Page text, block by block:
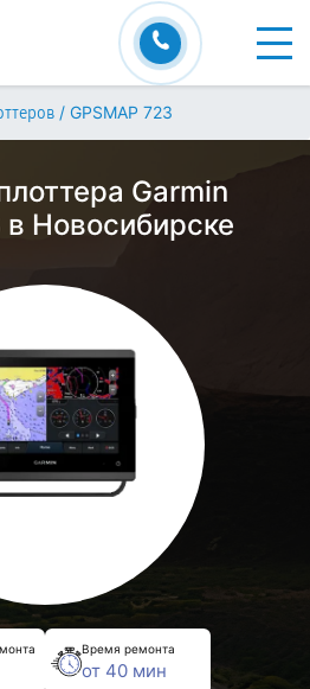
/ GPSMAP 723
Garmin
в Новосибирске
Время ремонта
от 40 мин